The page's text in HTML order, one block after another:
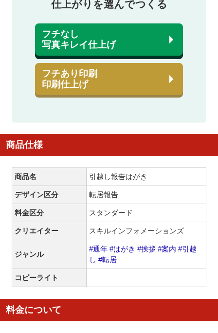
仕上がりを選んでつくる
フチなし
写真キレイ仕上げ
フチあり印刷
印刷仕上げ
商品仕様
商品名 引越し報告はがき
デザイン区分 転居報告
料金区分 スタンダード
クリエイター スキルインフォメーションズ
ジャンル
#通年 #はがき #挨拶 #案内 #引越
し #転居
コピーライト
料金について